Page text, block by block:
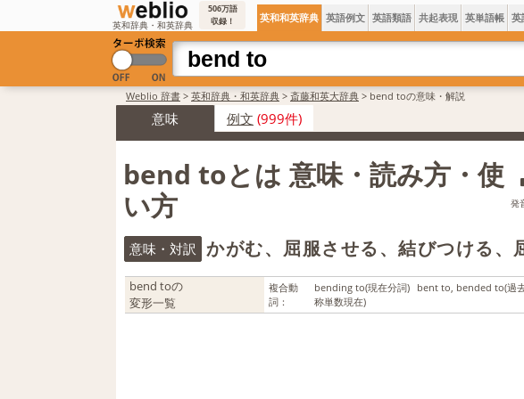
英和辞典・和英辞典
506万語
収録！
英和和英辞典 英語例文 英語類語 共起表現 英単語帳 英
Weblio 辞書 > 英和辞典・和英辞典 > 斎藤和英大辞典 > bend toの意味・解説
意味 例文 (999件)
bend toとは 意味・読み方・使
い方
発
意味・対訳 かがむ、屈服させる、結びつける、
bend toの
変形一覧
複合動
詞：
bending to(現在分詞) bent to, bended to(過
称単数現在)